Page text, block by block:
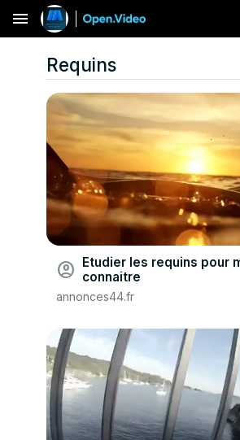
menu
Requins
account_circle Etudier les requins pour
connaitre
annonces44.fr